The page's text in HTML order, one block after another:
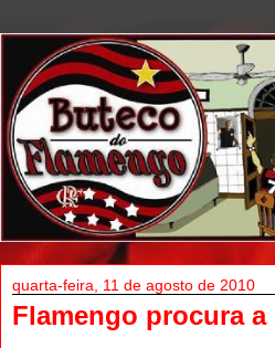
quarta-feira, 11 de agosto de 2010
Flamengo procura a